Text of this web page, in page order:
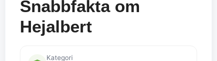
Snabbfakta om
Hejalbert
Kategori